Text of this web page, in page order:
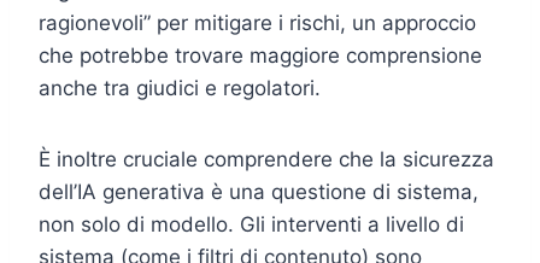
ragionevoli” per mitigare i rischi, un approccio
che potrebbe trovare maggiore comprensione
anche tra giudici e regolatori.
È inoltre cruciale comprendere che la sicurezza
dell’IA generativa è una questione di sistema,
non solo di modello. Gli interventi a livello di
sistema (come i filtri di contenuto) sono